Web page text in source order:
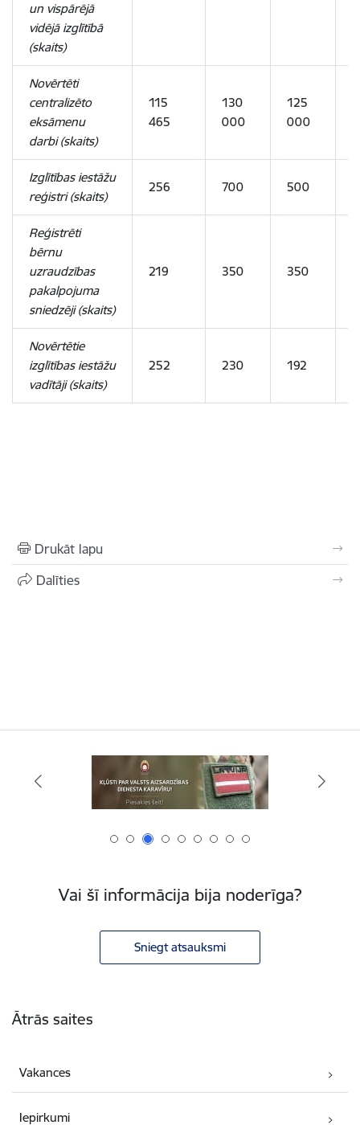
un vispārējā
vidējā izglītībā
(skaits)
Novērtēti
centralizēto
eksāmenu
darbi (skaits)
115
465
130
000
125
000
Izglītības iestāžu
reģistri (skaits)
256 700 500
Reģistrēti
bērnu
uzraudzības
pakalpojuma
sniedzēji(skaits)
219 350 350
Novērtētie
izglītības iestāžu
vadītāji (skaits)
252 230 192
Drukāt lapu
Dalīties
Vai šī informācija bija noderīga?
Sniegt atsauksmi
Ātrās saites
Vakances
Iepirkumi